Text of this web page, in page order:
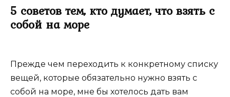
5 советов тем, кто думает, что взять с
собой на море
Прежде чем переходить к конкретному списку
вещей, которые обязательно нужно взять с
собой на море, мне бы хотелось дать вам